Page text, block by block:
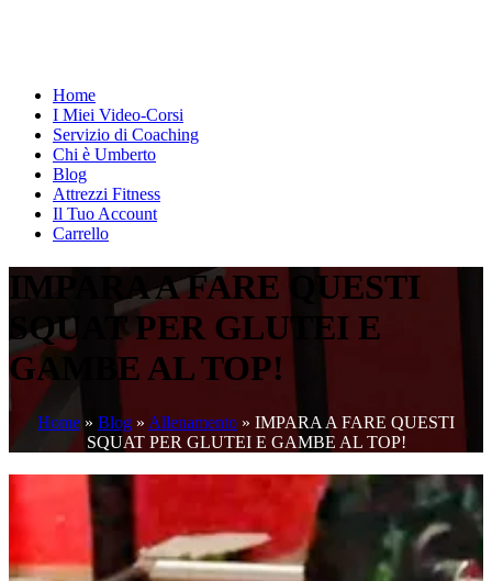
Home
I Miei Video-Corsi
Servizio di Coaching
Chi è Umberto
Blog
Attrezzi Fitness
Il Tuo Account
Carrello
IMPARA A FARE QUESTI
SQUAT PER GLUTEI E
GAMBE AL TOP!
Home » Blog » Allenamento » IMPARA A FARE QUESTI
SQUAT PER GLUTEI E GAMBE AL TOP!